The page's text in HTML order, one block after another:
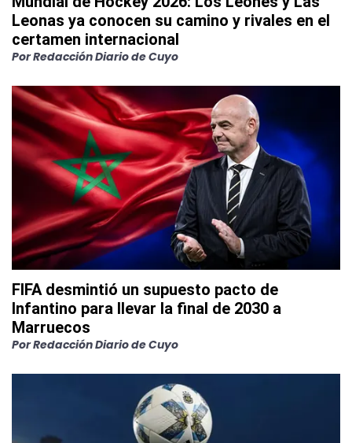
Leonas ya conocen su camino y rivales en el
certamen internacional
PorRedacción Diario de Cuyo
FIFA desmintió un supuesto pacto de
Infantino para llevar la final de 2030 a
Marruecos
PorRedacción Diario de Cuyo